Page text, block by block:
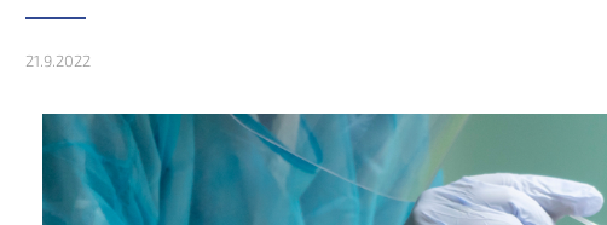
21.9.2022